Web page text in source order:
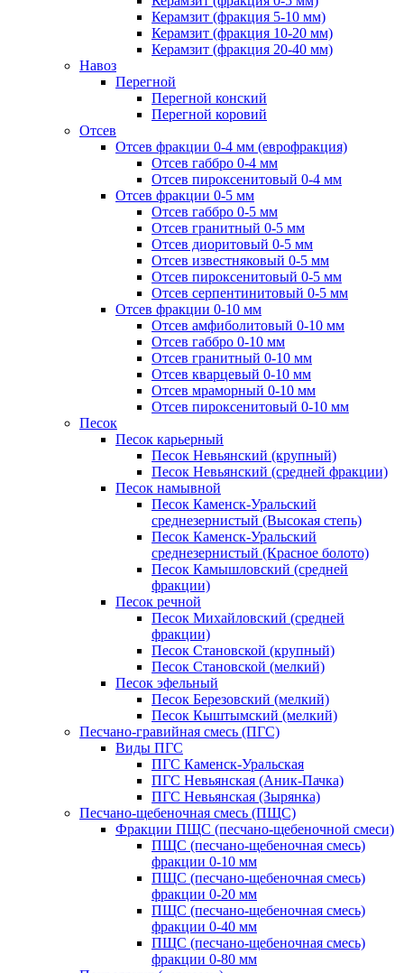
Керамзит (фракция 5-10 мм)
Керамзит (фракция 10-20 мм)
Керамзит (фракция 20-40 мм)
Навоз
Перегной
Перегной конский
Перегной коровий
Отсев
Отсев фракции 0-4 мм (еврофракция)
Отсев габбро 0-4 мм
Отсев пироксенитовый 0-4 мм
Отсев фракции 0-5 мм
Отсев габбро 0-5 мм
Отсев гранитный 0-5 мм
Отсев диоритовый 0-5 мм
Отсев известняковый 0-5 мм
Отсев пироксенитовый 0-5 мм
Отсев серпентинитовый 0-5 мм
Отсев фракции 0-10 мм
Отсев амфиболитовый 0-10 мм
Отсев габбро 0-10 мм
Отсев гранитный 0-10 мм
Отсев кварцевый 0-10 мм
Отсев мраморный 0-10 мм
Отсев пироксенитовый 0-10 мм
Песок
Песок карьерный
Песок Невьянский (крупный)
Песок Невьянский (средней фракции)
Песок намывной
Песок Каменск-Уральский
среднезернистый (Высокая степь)
Песок Каменск-Уральский
среднезернистый (Красное болото)
Песок Камышловский (средней
фракции)
Песок речной
Песок Михайловский (средней
фракции)
Песок Становской (крупный)
Песок Становской (мелкий)
Песок эфельный
Песок Березовский (мелкий)
Песок Кыштымский (мелкий)
Песчано-гравийная смесь (ПГС)
Виды ПГС
ПГС Каменск-Уральская
ПГС Невьянская (Аник-Пачка)
ПГС Невьянская (Зырянка)
Песчано-щебеночная смесь (ПЩС)
Фракции ПЩС (песчано-щебеночной смеси)
ПЩС (песчано-щебеночная смесь)
фракции 0-10 мм
ПЩС (песчано-щебеночная смесь)
фракции 0-20 мм
ПЩС (песчано-щебеночная смесь)
фракции 0-40 мм
ПЩС (песчано-щебеночная смесь)
фракции 0-80 мм